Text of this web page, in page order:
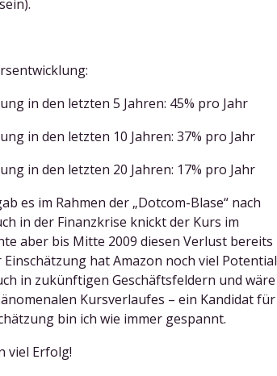
in den letzten 5 Jahren: 45% pro Jahr
in den letzten 10 Jahren: 37% pro Jahr
in den letzten 20 Jahren: 17% pro Jahr
es im Rahmen der „Dotcom-Blase“ nach
in der Finanzkrise knickt der Kurs im
aber bis Mitte 2009 diesen Verlust bereits
hat Amazon noch viel Potential
in zukünftigen Geschäftsfeldern und wäre
Kursverlaufes – ein Kandidat für
bin ich wie immer gespannt.
viel Erfolg!